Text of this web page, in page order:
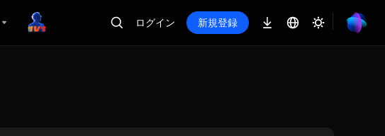
ログイン 新規登録